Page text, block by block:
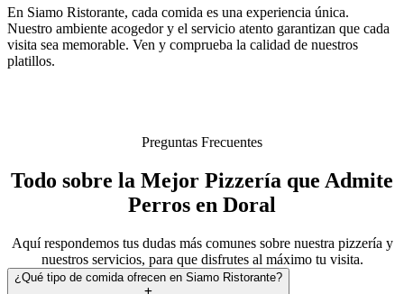
En Siamo Ristorante, cada comida es una experiencia única.
Nuestro ambiente acogedor y el servicio atento garantizan que cada
visita sea memorable. Ven y comprueba la calidad de nuestros
platillos.
Preguntas Frecuentes
Todo sobre la Mejor Pizzería que Admite
Perros en Doral
Aquí respondemos tus dudas más comunes sobre nuestra pizzería y
nuestros servicios, para que disfrutes al máximo tu visita.
¿Qué tipo de comida ofrecen en Siamo Ristorante?